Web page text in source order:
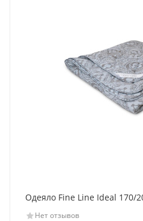
Одеяло Fine Line Ideal 170/
Нет отзывов